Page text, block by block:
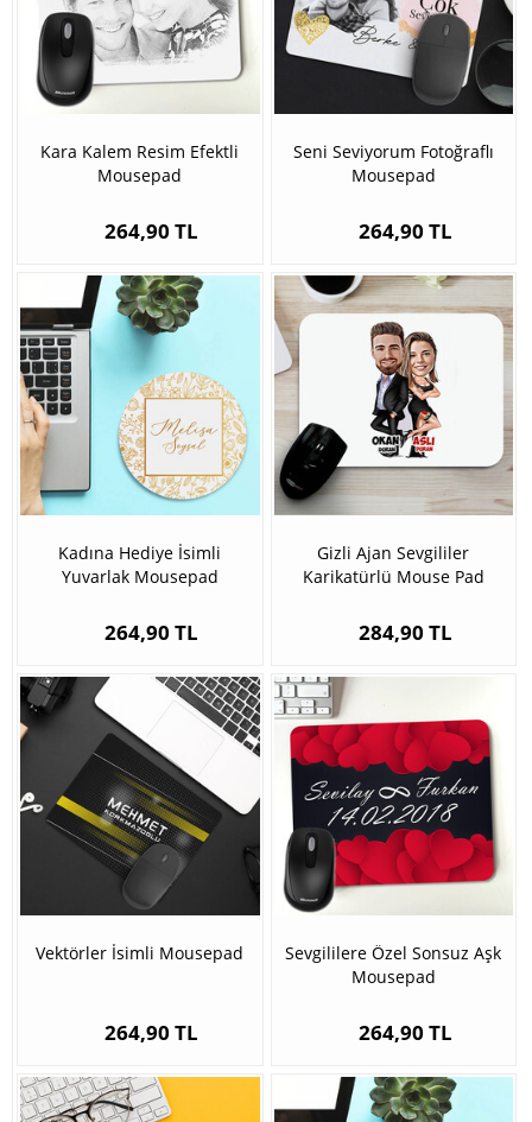
Kara Kalem Resim Efektli
Mousepad
264,90 TL
Seni Seviyorum Fotoğraflı
Mousepad
264,90 TL
Kadına Hediye İsimli
Yuvarlak Mousepad
264,90 TL
Gizli Ajan Sevgililer
Karikatürlü Mouse Pad
284,90 TL
Vektörler İsimli Mousepad
264,90 TL
Sevgililere Özel Sonsuz Aşk
Mousepad
264,90 TL